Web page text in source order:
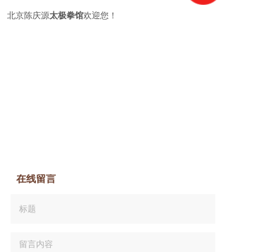
在线留言
北京陈庆源太极拳馆欢迎您！